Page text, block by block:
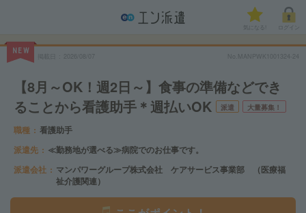
気になる!
NEW
No.MANPWK1001324-24
【8月～OK！週2日～】食事の準備などでき
ることから看護助手＊週払いOK
派遣 大量募集！
職種
看護助手
派遣先
≪勤務地が選べる≫病院でのお仕事です。
派遣会社
マンパワーグループ株式会社 ケアサービス事業部 （医療福
祉介護関連）